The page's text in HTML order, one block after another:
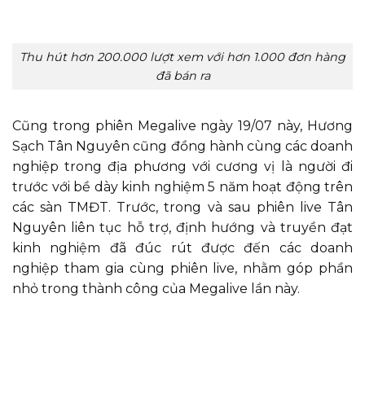
Thu hút hơn 200.000 lượt xem với hơn 1.000 đơn hàng
đã bán ra
Cũng trong phiên Megalive ngày 19/07 này, Hương
Sạch Tân Nguyên cũng đồng hành cùng các doanh
nghiệp trong địa phương với cương vị là người đi
trước với bề dày kinh nghiệm 5 năm hoạt động trên
các sàn TMĐT. Trước, trong và sau phiên live Tân
Nguyên liên tục hỗ trợ, định hướng và truyền đạt
kinh nghiệm đã đúc rút được đến các doanh
nghiệp tham gia cùng phiên live, nhằm góp phần
nhỏ trong thành công của Megalive lần này.